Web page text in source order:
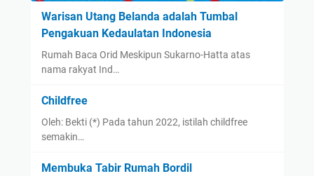
Warisan Utang Belanda adalah Tumbal
Pengakuan Kedaulatan Indonesia
Rumah Baca Orid Meskipun Sukarno-Hatta atas
nama rakyat Ind…
Childfree
Oleh: Bekti (*) Pada tahun 2022, istilah childfree
semakin…
Membuka Tabir Rumah Bordil